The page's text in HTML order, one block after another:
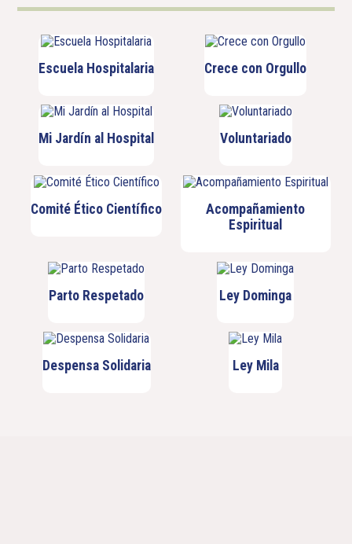
Escuela Hospitalaria Crece con Orgullo
Mi Jardín al Hospital Voluntariado
Comité Ético Científico
Acompañamiento
Espiritual
Parto Respetado Ley Dominga
Despensa Solidaria Ley Mila